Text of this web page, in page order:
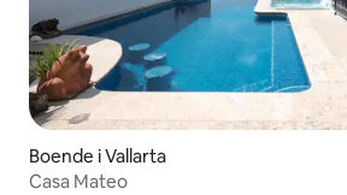
Boende i Vallarta
Casa Mateo